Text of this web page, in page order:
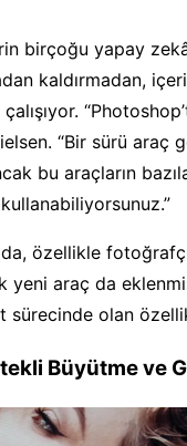
birçoğu yapay
kaldırmadan,
“Bir sürü araç
bu araçların
özellikle
yeni araç da
sürecinde olan
Büyütme ve